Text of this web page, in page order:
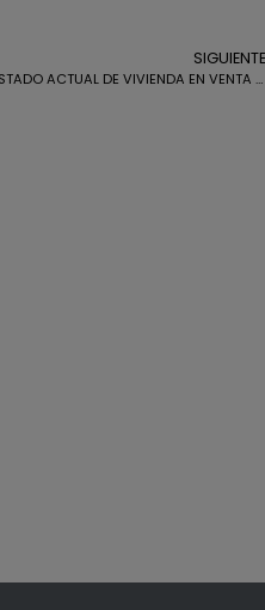
SIGUIENTE
INFORME DE ESTADO ACTUAL DE VIVIENDA EN VENTA EN CARTAYA